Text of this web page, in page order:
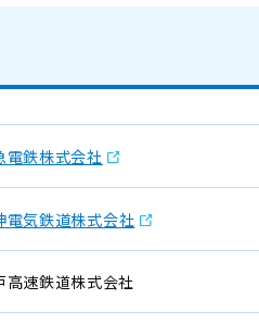
電鉄株式会社
電気鉄道株式会社
高速鉄道株式会社